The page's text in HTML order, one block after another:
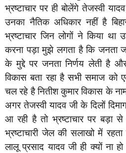
भ्रष्टाचार पर ही बोलेंगे तेजस्वी
उनका नैतिक अधिकार नहीं है
भ्रष्टाचार जिन लोगों ने किया था
करना पड़ा मुझे लगता है कि जनता
के मुद्दे पर जनता निर्णय लेती
विकास बता रहा है सभी समाज को
चल रहे है नितीश कुमार विकास के
अगर तेजस्वी यादव जी के दिलों
आ रही है तो भ्रष्टाचार पर बड़ा
भ्रष्टाचारी जेल की सलाखो में
लालू प्रसाद यादव जी ही क्यों ना